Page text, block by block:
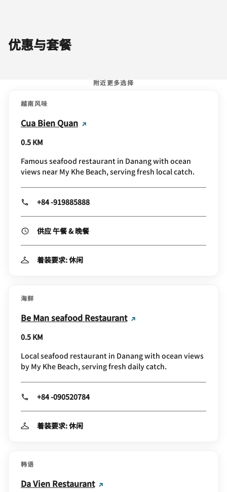
优惠与套餐
附近更多选择
越南风味
Cua Bien Quan
0.5 KM
Famous seafood restaurant in Danang with ocean
views near My Khe Beach, serving fresh local catch.
+84 -919885888
供应 午餐 & 晚餐
着装要求: 休闲
海鲜
Be Man seafood Restaurant
0.5 KM
Local seafood restaurant in Danang with ocean views
by My Khe Beach, serving fresh daily catch.
+84 -090520784
着装要求: 休闲
韩语
Da Vien Restaurant